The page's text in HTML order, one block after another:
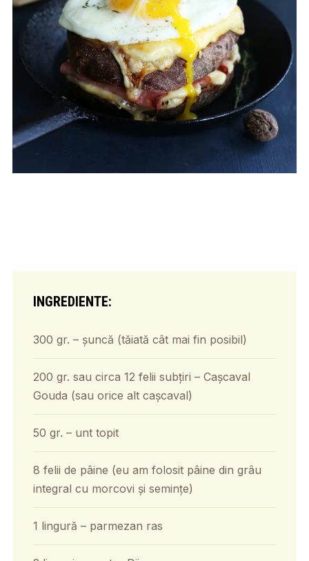
INGREDIENTE:
300 gr. – șuncă (tăiată cât mai fin posibil)
200 gr. sau circa 12 felii subțiri – Cașcaval
Gouda (sau orice alt cașcaval)
50 gr. – unt topit
8 felii de pâine (eu am folosit pâine din grâu
integral cu morcovi și semințe)
1 lingură – parmezan ras